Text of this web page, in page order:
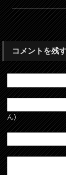
コメントを残
ん)